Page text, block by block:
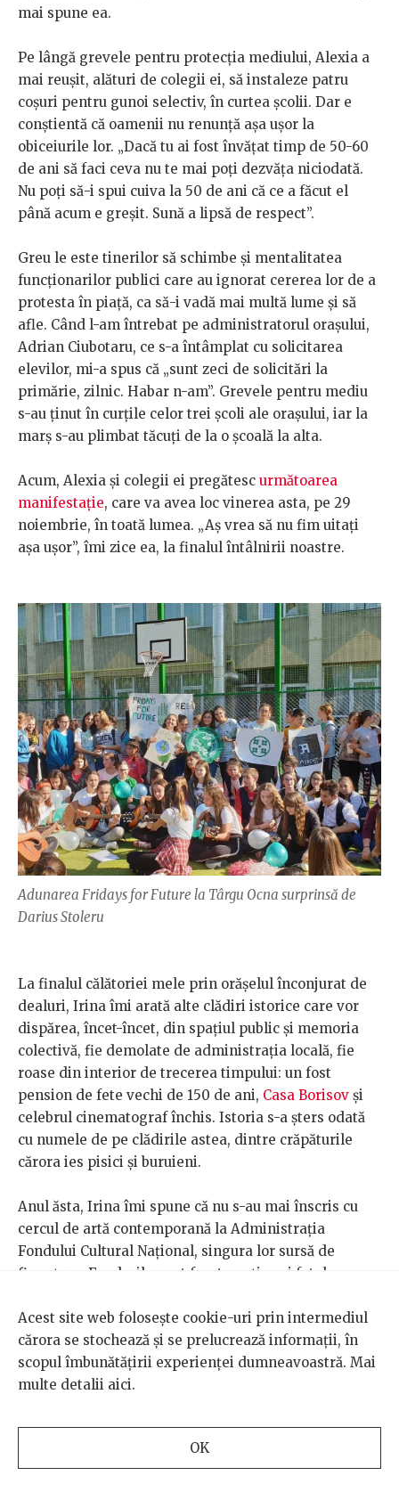
mai spune ea.
Pe lângă grevele pentru protecția mediului, Alexia a
mai reușit, alături de colegii ei, să instaleze patru
coșuri pentru gunoi selectiv, în curtea școlii. Dar e
conștientă că oamenii nu renunță așa ușor la
obiceiurile lor. „Dacă tu ai fost învățat timp de 50-60
de ani să faci ceva nu te mai poți dezvăța niciodată.
Nu poți să-i spui cuiva la 50 de ani că ce a făcut el
până acum e greșit. Sună a lipsă de respect”.
Greu le este tinerilor să schimbe și mentalitatea
funcționarilor publici care au ignorat cererea lor de a
protesta în piață, ca să-i vadă mai multă lume și să
afle. Când l-am întrebat pe administratorul orașului,
Adrian Ciubotaru, ce s-a întâmplat cu solicitarea
elevilor, mi-a spus că „sunt zeci de solicitări la
primărie, zilnic. Habar n-am”. Grevele pentru mediu
s-au ținut în curțile celor trei școli ale orașului, iar la
marș s-au plimbat tăcuți de la o școală la alta.
Acum, Alexia și colegii ei pregătesc următoarea
manifestație, care va avea loc vinerea asta, pe 29
noiembrie, în toată lumea. „Aș vrea să nu fim uitați
așa ușor”, îmi zice ea, la finalul întâlnirii noastre.
Adunarea Fridays for Future la Târgu Ocna surprinsă de
Darius Stoleru
La finalul călătoriei mele prin orășelul înconjurat de
dealuri, Irina îmi arată alte clădiri istorice care vor
dispărea, încet-încet, din spațiul public și memoria
colectivă, fie demolate de administrația locală, fie
roase din interior de trecerea timpului: un fost
pension de fete vechi de 150 de ani, Casa Borisov și
celebrul cinematograf închis. Istoria s-a șters odată
cu numele de pe clădirile astea, dintre crăpăturile
cărora ies pisici și buruieni.
Anul ăsta, Irina îmi spune că nu s-au mai înscris cu
cercul de artă contemporană la Administrația
Fondului Cultural Național, singura lor sursă de
finanțare. Fondurile sunt foarte puține și fetele pun
„Apoi mă uit la primărie care aduce niște artiști de
muzică populară, sunt niște costuri imense. Nu pot să
zic că nu au vrut să ne ajute, că n-au zis niciodată nu.
Dar propunerea lor mereu a fost: nu vreți să vă
ea.
Acest site web folosește cookie-uri prin intermediul
cărora se stochează și se prelucrează informații, în
scopul îmbunătățirii experienței dumneavoastră. Mai
multe detalii aici.
OK